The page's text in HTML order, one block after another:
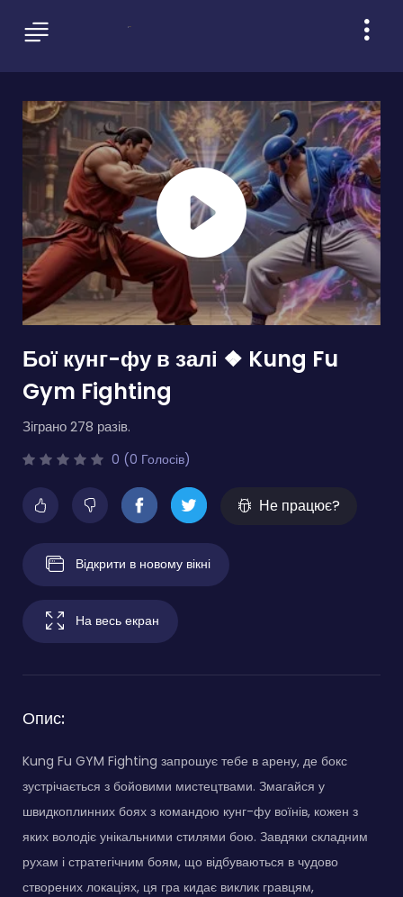
Бої кунг-фу в залі ❖ Kung Fu
Gym Fighting
Зіграно 278 разів.
0 (0 Голосів)
Не працює?
Відкрити в новому вікні
На весь екран
Опис:
Kung Fu GYM Fighting запрошує тебе в арену, де бокс
зустрічається з бойовими мистецтвами. Змагайся у
швидкоплинних боях з командою кунг-фу воїнів, кожен з
яких володіє унікальними стилями бою. Завдяки складним
рухам і стратегічним боям, що відбуваються в чудово
створених локаціях, ця гра кидає виклик гравцям,